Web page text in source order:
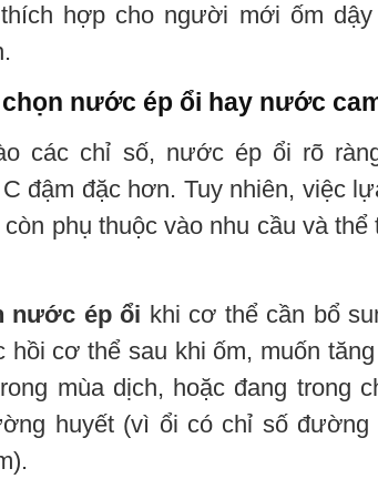
hợp cho người mới ốm dậy
chọn nước ép ổi hay nước
các chỉ số, nước ép ổi rõ
đậm đặc hơn. Tuy nhiên, việc
phụ thuộc vào nhu cầu và
nước ép ổi khi cơ thể cần bổ
hồi cơ thể sau khi ốm, muốn
mùa dịch, hoặc đang trong
huyết (vì ổi có chỉ số đường